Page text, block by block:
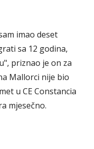
imao deset
sa 12 godina,
priznao je on za
Mallorci nije bio
u CE Constancia
mjesečno.